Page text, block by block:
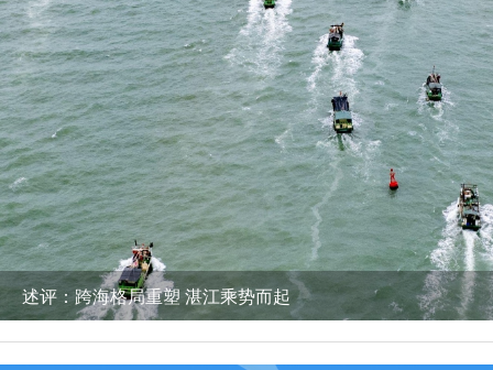
市妇联“玫瑰课堂”首期活动开启